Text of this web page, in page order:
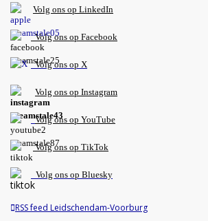
Volg ons op LinkedIn
Volg ons op Facebook
Volg ons op X
Volg ons op Instagram
Volgons op YouTube
Volg ons op TikTok
Volg ons op Bluesky
RSS feed Leidschendam-Voorburg